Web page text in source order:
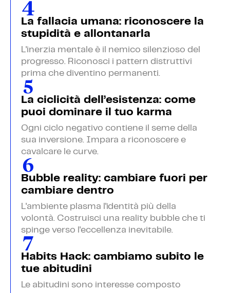
La fallacia umana: riconoscere la
stupidità e allontanarla
L'inerzia mentale è il nemico silenzioso del
progresso. Riconosci i pattern distruttivi
prima che diventino permanenti.
La ciclicità dell’esistenza: come
puoi dominare il tuo karma
Ogni ciclo negativo contiene il seme della
sua inversione. Impara a riconoscere e
cavalcare le curve.
Bubble reality: cambiare fuori per
cambiare dentro
L'ambiente plasma l'identità più della
volontà. Costruisci una reality bubble che ti
spinge verso l'eccellenza inevitabile.
Habits Hack: cambiamo subito le
tue abitudini
Le abitudini sono interesse composto